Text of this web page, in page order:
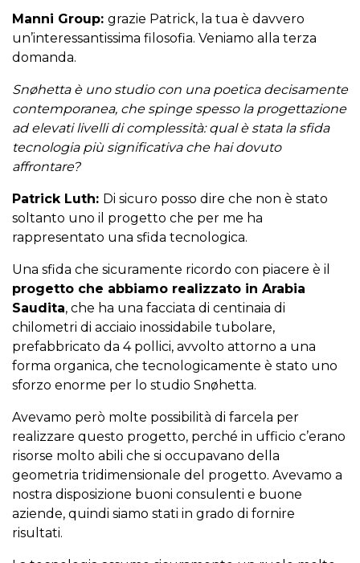
Manni Group: grazie Patrick, la tua è davvero
un’interessantissima filosofia. Veniamo alla terza
domanda.
Snøhetta è uno studio con una poetica decisamente
contemporanea, che spinge spesso la progettazione
ad elevati livelli di complessità: qual è stata la sfida
tecnologia più significativa che hai dovuto
affrontare?
Patrick Luth: Di sicuro posso dire che non è stato
soltanto uno il progetto che per me ha
rappresentato una sfida tecnologica.
Una sfida che sicuramente ricordo con piacere è il
progetto che abbiamo realizzato in Arabia
Saudita, che ha una facciata di centinaia di
chilometri di acciaio inossidabile tubolare,
prefabbricato da 4 pollici, avvolto attorno a una
forma organica, che tecnologicamente è stato uno
sforzo enorme per lo studio Snøhetta.
Avevamo però molte possibilità di farcela per
realizzare questo progetto, perché in ufficio c’erano
risorse molto abili che si occupavano della
geometria tridimensionale del progetto. Avevamo a
nostra disposizione buoni consulenti e buone
aziende, quindi siamo stati in grado di fornire
risultati.